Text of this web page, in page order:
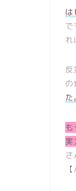
は
で
れ
反
の
た。
も
実